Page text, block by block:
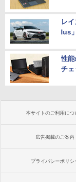
レ
lus
性能
チェ
本サイトのご利用につ
広告掲載のご案内
プライバシーポリシ